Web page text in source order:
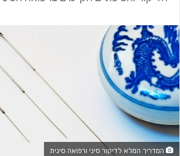
המדריך המלא לדיקור סיני ורפואה סינית